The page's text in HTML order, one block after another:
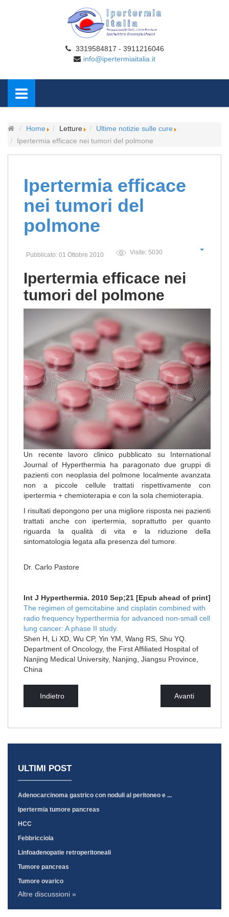
3319584817 - 3911216046
info@ipertermiaitalia.it
Home Letture
Ultime notizie sulle cure
Ipertermia efficace nei tumori del polmone
Ipertermia efficace
nei tumori del
polmone
Pubblicato: 01 Ottobre 2010 Visite: 5030
Ipertermia efficace nei
tumori del polmone
Un recente lavoro clinico pubblicato su International
Journal of Hyperthermia ha paragonato due gruppi di
pazienti con neoplasia del polmone localmente avanzata
non a piccole cellule trattati rispettivamente con
ipertermia + chemioterapia e con la sola chemioterapia.
I risultati depongono per una migliore risposta nei pazienti
trattati anche con ipertermia, soprattutto per quanto
riguarda la qualità di vita e la riduzione della
sintomatologia legata alla presenza del tumore.
Dr. Carlo Pastore
Int J Hyperthermia. 2010 Sep;21 [Epub ahead of print]
The regimen of gemcitabine and cisplatin combined with
radio frequency hyperthermia for advanced non-small cell
lung cancer: A phase II study.
Shen H, Li XD, Wu CP, Yin YM, Wang RS, Shu YQ.
Department of Oncology, the First Affiliated Hospital of
Nanjing Medical University, Nanjing, Jiangsu Province,
China
Indietro Avanti
ULTIMI POST
Adenocarcinoma gastrico con noduli al peritoneo e ...
Ipertermia tumore pancreas
HCC
Febbricciola
Linfoadenopatie retroperitoneali
Tumore pancreas
Tumore ovarico
Altre discussioni »